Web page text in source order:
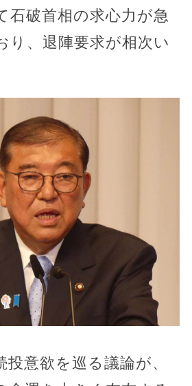
石破首相の求心力が急
り、退陣要求が相次い
意欲を巡る議論が、